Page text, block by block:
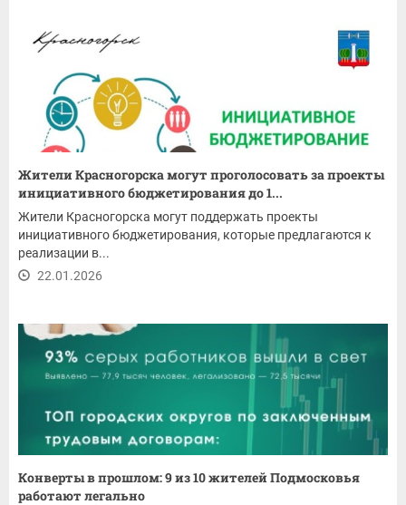
Жители Красногорска могут проголосовать за проекты
инициативного бюджетирования до 1...
Жители Красногорска могут поддержать проекты
инициативного бюджетирования, которые предлагаются к
реализации в...
22.01.2026
Конверты в прошлом: 9 из 10 жителей Подмосковья
работают легально